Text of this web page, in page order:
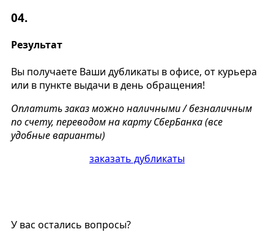
04.
Результат
Вы получаете Ваши дубликаты в офисе, от курьера
или в пункте выдачи в день обращения!
Оплатить заказ можно наличными / безналичным
по счету, переводом на карту СберБанка (все
удобные варианты)
заказать дубликаты
У вас остались вопросы?